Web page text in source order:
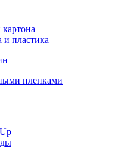
и пластика
пленками